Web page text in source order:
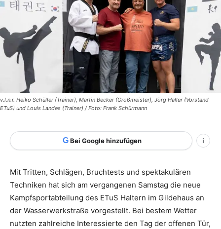
v.l.n.r. Heiko Schüller (Trainer), Martin Becker (Großmeister), Jörg Haller (Vorstand
ETuS) und Louis Landes (Trainer) / Foto: Frank Schürmann
G Bei Google hinzufügen i
Mit Tritten, Schlägen, Bruchtests und spektakulären
Techniken hat sich am vergangenen Samstag die neue
Kampfsportabteilung des ETuS Haltern im Gildehaus an
der Wasserwerkstraße vorgestellt. Bei bestem Wetter
nutzten zahlreiche Interessierte den Tag der offenen Tür,